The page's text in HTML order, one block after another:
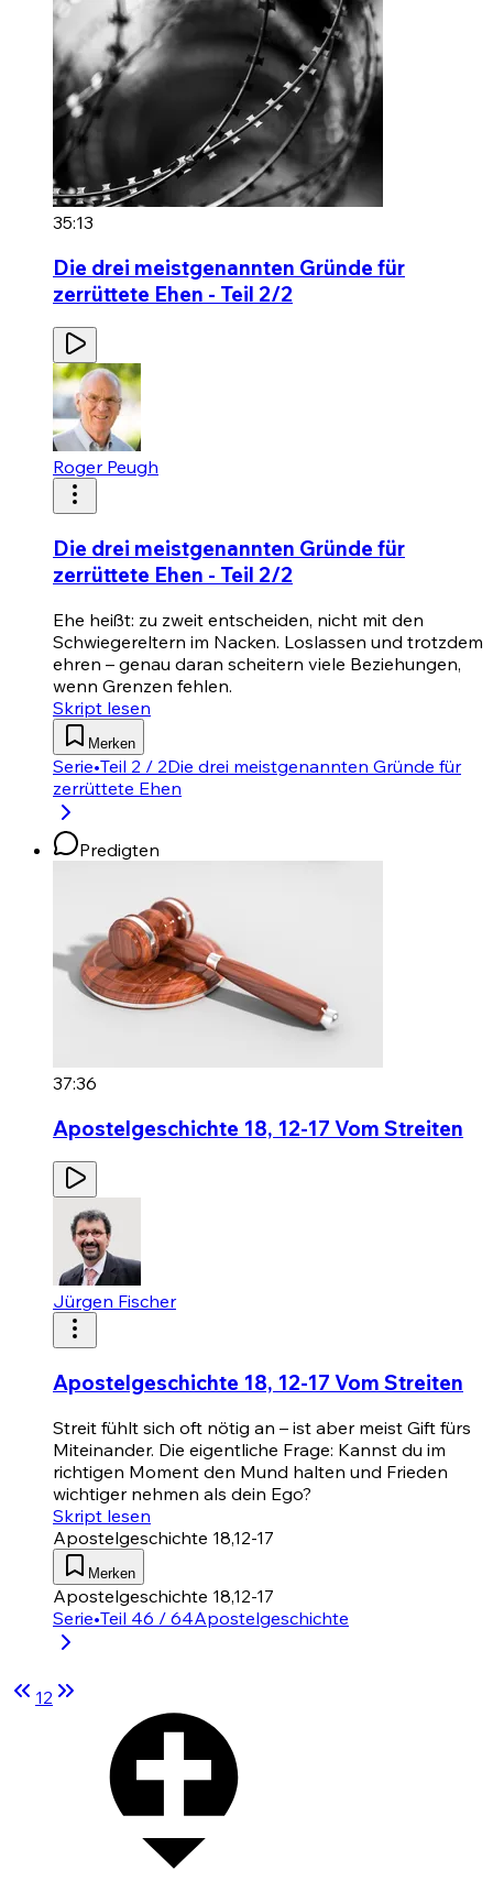
35:13
Die drei meistgenannten Gründe für
zerrüttete Ehen - Teil 2/2
Roger Peugh
Die drei meistgenannten Gründe für
zerrüttete Ehen - Teil 2/2
Ehe heißt: zu zweit entscheiden, nicht mit den
Schwiegereltern im Nacken. Loslassen und trotzdem
ehren – genau daran scheitern viele Beziehungen,
wenn Grenzen fehlen.
Skript lesen
Merken
Serie•Teil 2 / 2Die drei meistgenannten Gründe für
zerrüttete Ehen
Predigten
37:36
Apostelgeschichte 18, 12-17 Vom Streiten
Jürgen Fischer
Apostelgeschichte 18, 12-17 Vom Streiten
Streit fühlt sich oft nötig an – ist aber meist Gift fürs
Miteinander. Die eigentliche Frage: Kannst du im
richtigen Moment den Mund halten und Frieden
wichtiger nehmen als dein Ego?
Skript lesen
Apostelgeschichte 18,12-17
Merken
Apostelgeschichte 18,12-17
Serie•Teil 46 / 64Apostelgeschichte
12